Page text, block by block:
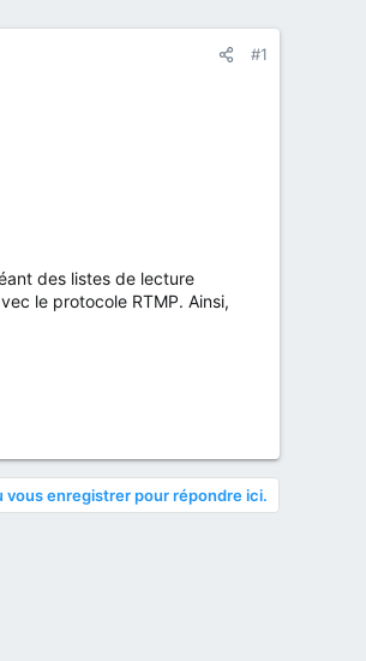
#1
des listes de lecture
le protocole RTMP. Ainsi,
enregistrer pour répondre ici.